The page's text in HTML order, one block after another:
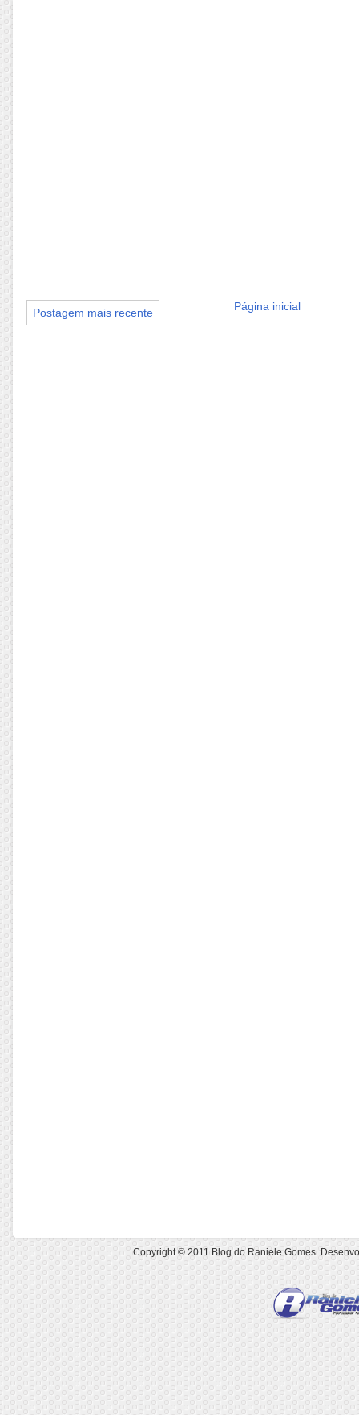
Postagem mais recente Página inicial
Copyright © 2011 Blog do Raniele Gomes .